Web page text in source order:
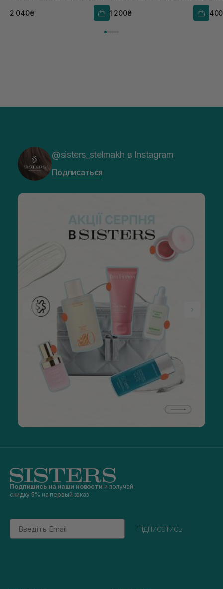
2 040₴ 1 200₴
@sisters_stelmakh в Instagram
Подписаться
Подпишись на наши новости и получай
скидку 5% на первый заказ
Email
підписатись